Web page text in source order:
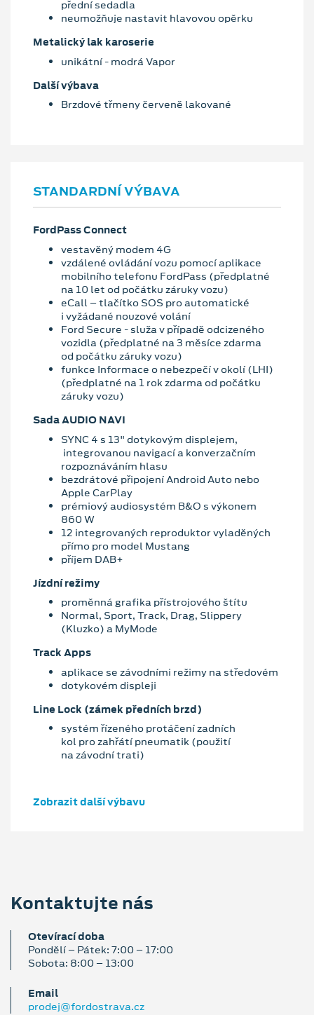
přední sedadla
neumožňuje nastavit hlavovou opěrku
Metalický lak karoserie
unikátní - modrá Vapor
Další výbava
Brzdové třmeny červeně lakované
STANDARDNÍ VÝBAVA
FordPass Connect
vestavěný modem 4G
vzdálené ovládání vozu pomocí aplikace
mobilního telefonu FordPass (předplatné
na 10 let od počátku záruky vozu)
eCall – tlačítko SOS pro automatické
i vyžádané nouzové volání
Ford Secure - služa v případě odcizeného
vozidla (předplatné na 3 měsíce zdarma
od počátku záruky vozu)
funkce Informace o nebezpečí v okolí (LHI)
(předplatné na 1 rok zdarma od počátku
záruky vozu)
Sada AUDIO NAVI
SYNC 4 s 13" dotykovým displejem,
integrovanou navigací a konverzačním
rozpoznáváním hlasu
bezdrátové připojení Android Auto nebo
Apple CarPlay
prémiový audiosystém B&O s výkonem
860 W
12 integrovaných reproduktor vyladěných
přímo pro model Mustang
příjem DAB+
Jízdní režimy
proměnná grafika přístrojového štítu
Normal, Sport, Track, Drag, Slippery
(Kluzko) a MyMode
Track Apps
aplikace se závodními režimy na středovém
dotykovém displeji
Line Lock (zámek předních brzd)
systém řízeného protáčení zadních
kol pro zahřátí pneumatik (použití
na závodní trati)
Zobrazit další výbavu
Kontaktujte nás
Otevírací doba
Pondělí – Pátek: 7:00 – 17:00
Sobota: 8:00 – 13:00
Email
prodej@fordostrava.cz